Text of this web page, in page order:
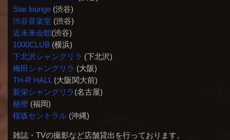
Star lounge(渋谷)
渋谷音楽堂(渋谷)
近未来会館(渋谷)
1000CLUB(横浜)
下北沢シャングリラ (下北沢)
梅田シャングリラ (大阪)
TH-R HALL(大阪関大前)
新栄シャングリラ(名古屋)
秘密(福岡)
桜坂セントラル(沖縄)
雑誌・TVの撮影など店舗貸出を行っております。